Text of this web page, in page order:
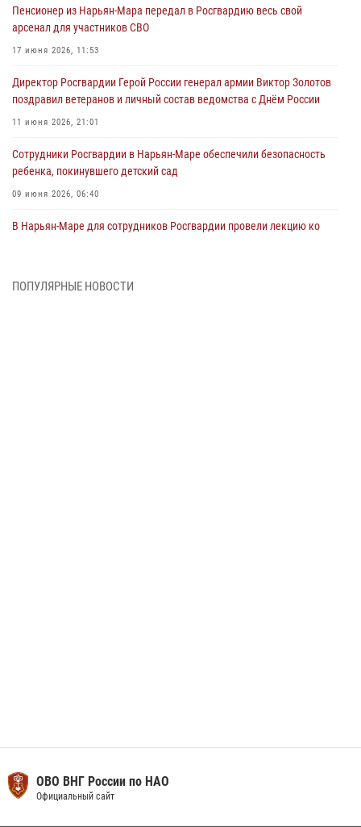
Пенсионер из Нарьян-Мара передал в Росгвардию весь свой
арсенал для участников СВО
17 июня 2026, 11:53
Директор Росгвардии Герой России генерал армии Виктор Золотов
поздравил ветеранов и личный состав ведомства с Днём России
11 июня 2026, 21:01
Сотрудники Росгвардии в Нарьян-Маре обеспечили безопасность
ребенка, покинувшего детский сад
09 июня 2026, 06:40
В Нарьян-Маре для сотрудников Росгвардии провели лекцию ко
ПОПУЛЯРНЫЕ НОВОСТИ
ОВО ВНГ России по НАО
Официальный сайт